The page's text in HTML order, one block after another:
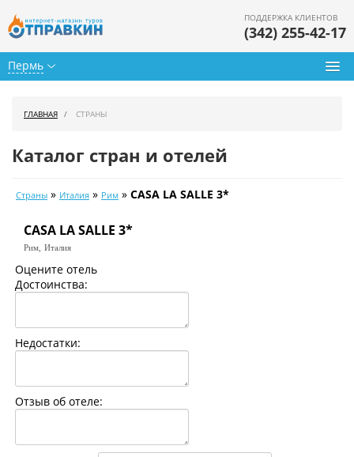
Пермь
ПОДДЕРЖКА КЛИЕНТОВ
(342) 255-42-17
Календарь туров
Цены дня
Страны
ГЛАВНАЯ СТРАНЫ
Каталог стран и отелей
Страны » Италия » Рим » CASA LA SALLE 3*
CASA LA SALLE 3*
Рим, Италия
Оцените отель
Достоинства:
Недостатки:
Отзыв об отеле: